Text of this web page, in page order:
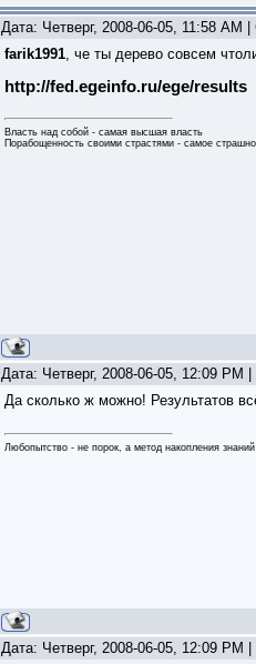
Дата: Четверг, 2008-06-05, 11:58 AM
farik1991, че ты дерево совсем
http://fed.egeinfo.ru/ege/results
Власть над собой - самая высшая власть
Порабощенность своими страстями - самое
Дата: Четверг, 2008-06-05, 12:09 PM
Да сколько ж можно! Результатов
Любопытство - не порок, а метод накопления знаний
Дата: Четверг, 2008-06-05, 12:09 PM